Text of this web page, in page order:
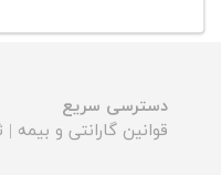
دسترسی سریع
قوانین گارانتی و بیمه |